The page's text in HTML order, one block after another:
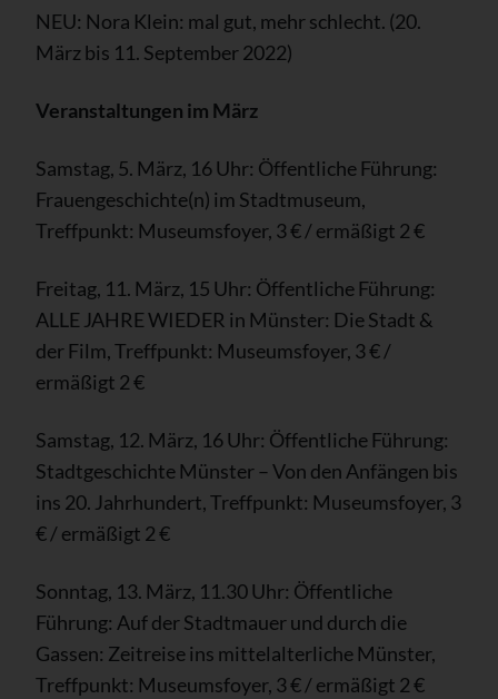
NEU: Nora Klein: mal gut, mehr schlecht. (20.
März bis 11. September 2022)
Veranstaltungen im März
Samstag, 5. März, 16 Uhr: Öffentliche Führung:
Frauengeschichte(n) im Stadtmuseum,
Treffpunkt: Museumsfoyer, 3 € / ermäßigt 2 €
Freitag, 11. März, 15 Uhr: Öffentliche Führung:
ALLE JAHRE WIEDER in Münster: Die Stadt &
der Film, Treffpunkt: Museumsfoyer, 3 € /
ermäßigt 2 €
Samstag, 12. März, 16 Uhr: Öffentliche Führung:
Stadtgeschichte Münster – Von den Anfängen bis
ins 20. Jahrhundert, Treffpunkt: Museumsfoyer, 3
€ / ermäßigt 2 €
Sonntag, 13. März, 11.30 Uhr: Öffentliche
Führung: Auf der Stadtmauer und durch die
Gassen: Zeitreise ins mittelalterliche Münster,
Treffpunkt: Museumsfoyer, 3 € / ermäßigt 2 €